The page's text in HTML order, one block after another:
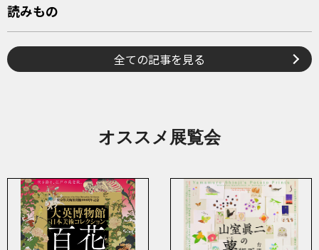
読みもの
全ての記事を見る
オススメ展覧会